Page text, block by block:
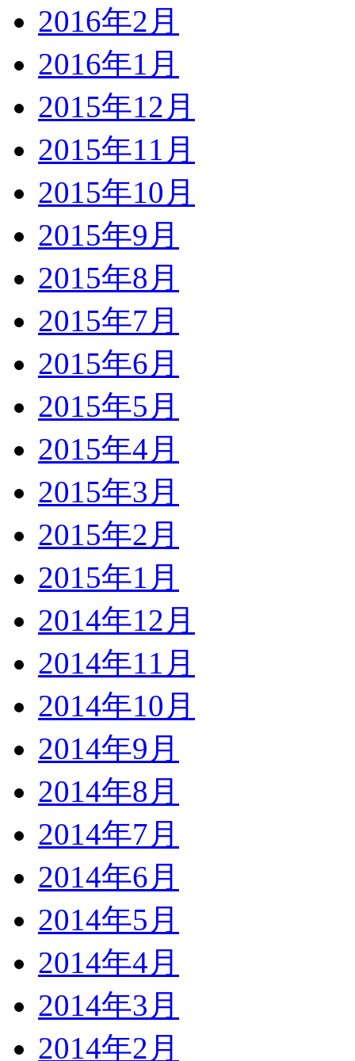
2016年2月
2016年1月
2015年12月
2015年11月
2015年10月
2015年9月
2015年8月
2015年7月
2015年6月
2015年5月
2015年4月
2015年3月
2015年2月
2015年1月
2014年12月
2014年11月
2014年10月
2014年9月
2014年8月
2014年7月
2014年6月
2014年5月
2014年4月
2014年3月
2014年2月